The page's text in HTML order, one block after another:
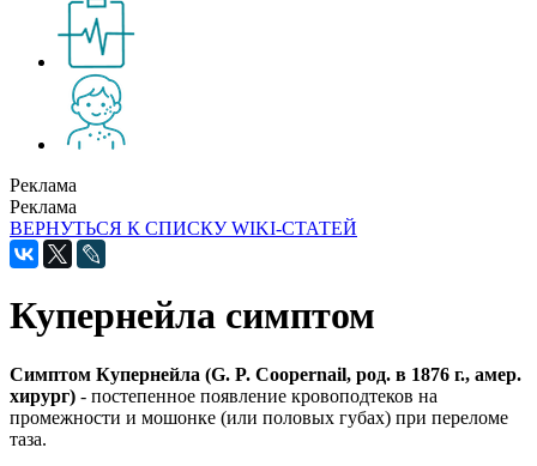
Реклама
Реклама
ВЕРНУТЬСЯ К СПИСКУ WIKI-СТАТЕЙ
Купернейла симптом
Симптом Купернейла (G. P. Coopernail, род. в 1876 г., амер.
хирург) - постепенное появление кровоподтеков на
промежности и мошонке (или половых губах) при переломе
таза.